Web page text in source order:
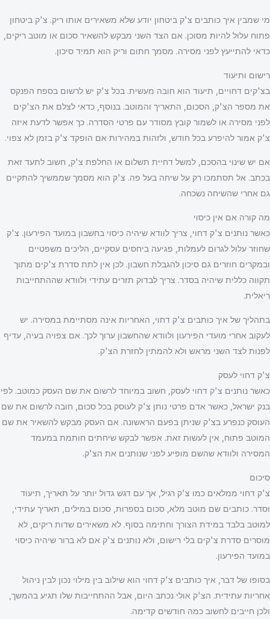
מי שמבין איך כותבים צ'ק ביטחון יודע שלא משאירים אותו ריק. צ'ק ביטחון
פתוח עלול להיות מסוכן. אם הצד השני מבקש להשאיר סכום או מוטב ריקים,
כדאי להתייעץ לפני מסירה. מסמך חתום וריק הוא תמיד סיכון.
רישום ותיעוד
בצ'קים דחויים, תיעוד הוא חובה מעשית. בכל צ'ק יש לרשום בספח הפנקס
את מספר הצ'ק, הסכום, התאריך והמוטב. בנוסף, כדאי לצלם את הצ'קים
לפני מסירה או לשמור קובץ מסודר עם פרטי הסדרה. כך אפשר לדעת איזה
צ'ק אמור להיפרע בכל חודש, ולזהות במהירות אם הופקד צ'ק בזמן לא צפוי.
אם יש שינוי בהסכם, למשל דחיית תשלום או החלפת צ'ק, חשוב לתעד זאת
בכתב. אל תסתמכו רק על שיחה בעל פה. צ'ק הוא מסמך שממשיך להתקיים
גם אחרי שהשיחה נשכחה.
מה קורה אם אין כיסוי
כאשר נותנים צ'ק דחוי, צריך לוודא שיהיה כיסוי בחשבון במועד הפירעון. צ'ק
שחוזר עלול לגרום לעמלות, פגיעה ביחסים עסקיים, הליכים משפטיים
ובמקרים חוזרים גם סיכון להגבלת חשבון. לכן אין לתת סדרת צ'קים מתוך
תקווה כללית שיהיה בסדר. צריך לבדוק תזרים עתידי ולוודא שההתחייבות
ריאלית.
בתהליך של איך כותבים צ'ק דחוי, האחריות אינה מסתיימת במסירה. יש
לעקוב אחרי מועדי הפירעון ולוודא שהחשבון ערוך לכך. אם צפויה בעיה, עדיף
לפנות לצד השני מראש ולא להמתין לחזרת הצ'ק.
צ'ק דחוי לעסק
כאשר נותנים צ'ק דחוי לעסק, חשוב במיוחד לרשום את שם העסק כמוטב. לפי
בנק ישראל, כאשר אדם פרטי נותן צ'ק לעוסק בכל סכום, חובה לרשום את שם
העוסק כנפרע בצ'ק שניתן בפעם הראשונה. אם העסק מבקש להשאיר את שם
המוטב פתוח, אין לעשות זאת. אפשר לבקש שיחתים חותמת במעמד
המסירה ולוודא שהשם מופיע לפני שנותנים את הצ'ק.
סיכום
צ'ק דחוי ממלאים כמו צ'ק רגיל, אך עם דגש גדול יותר על תאריך, תיעוד
וסדר. כותבים שם מוטב מלא, סכום בספרות, סכום במילים, תאריך עתידי,
למוטב בלבד במידת הצורך וחתימה בסוף. לא משאירים שדות ריקים, לא
מוסרים סדרת צ'קים בלי רישום, ולא נותנים צ'ק אם לא ברור שיהיה כיסוי
במועד הפירעון.
בסופו של דבר, איך כותבים צ'ק דחוי הוא שילוב בין מילוי נכון לבין ניהול
אחריות עתידית. הצ'ק אולי נכתב היום, אבל ההתחייבות שלו תגיע בהמשך,
ולכן חייבים לחשוב כמה חודשים קדימה.